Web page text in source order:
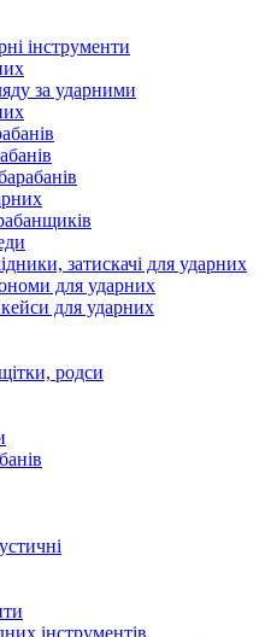
інструменти
за ударними
затискачі для ударних
для ударних
для ударних
родси
інструментів